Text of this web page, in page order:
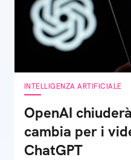
INTELLIGENZA ARTIFICIALE
OpenAI
cambia per i
ChatGPT